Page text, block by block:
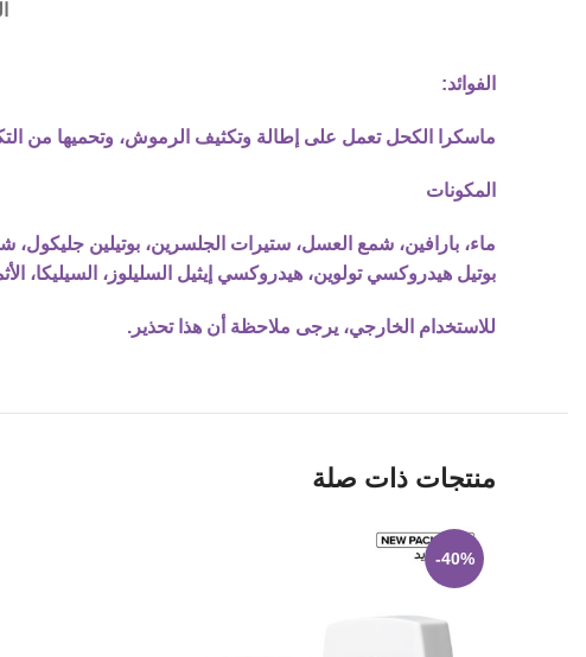
الفوائد:
ماسكرا الكحل تعمل على إطالة وتكثيف الرموش، وتحميها من
المكونات
ماء، بارافين، شمع العسل، ستيرات الجلسرين، بوتيلين جليكول،
بوتيل هيدروكسي تولوين، هيدروكسي إيثيل السليلوز، السيليكا،
للاستخدام الخارجي، يرجى ملاحظة أن هذا تحذير.
منتجات ذات صلة
-40%